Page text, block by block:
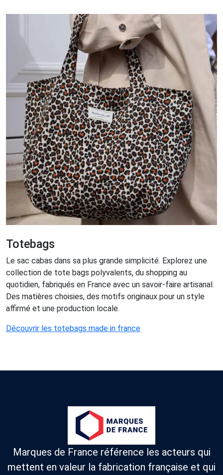
Totebags
Le sac cabas dans sa plus grande simplicité. Explorez une
collection de tote bags polyvalents, du shopping au
quotidien, fabriqués en France avec un savoir-faire artisanal.
Des matières choisies, des motifs originaux pour un style
affirmé et une production locale.
Découvrir les totebags made in france
Marques de France référence les acteurs qui
mettent en valeur la fabrication française et qui